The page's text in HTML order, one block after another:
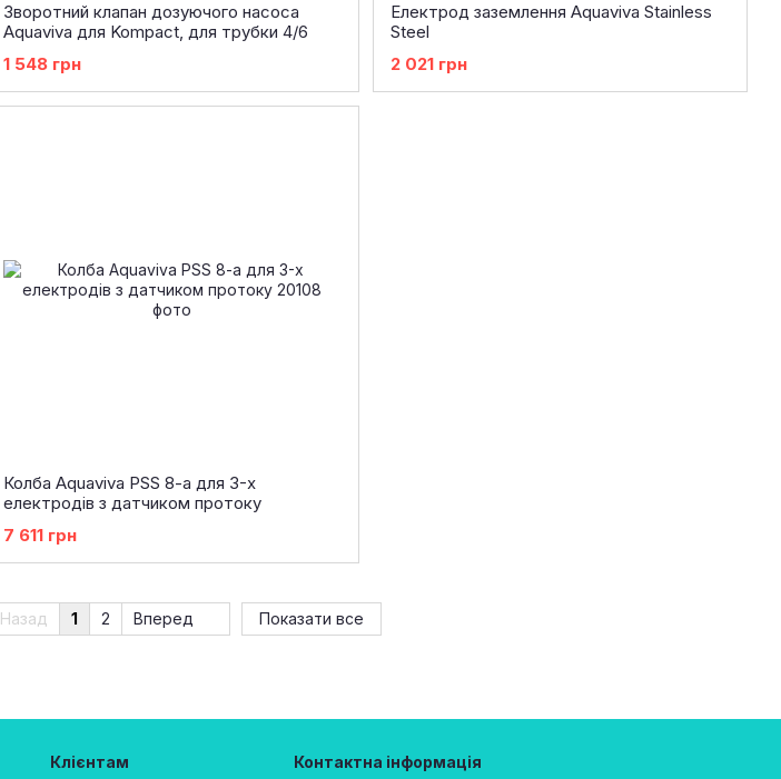
Зворотний клапан дозуючого насоса
Aquaviva для Kompact, для трубки 4/6
1 548 грн
Електрод заземлення Aquaviva Stainless
Steel
2 021 грн
Колба Aquaviva PSS 8-a для 3-х
електродів з датчиком протоку
7 611 грн
Назад 1 2 Вперед Показати все
Клієнтам Контактна інформація